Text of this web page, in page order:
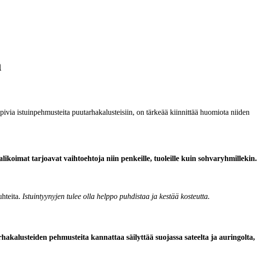
istuinpehmusteita puutarhakalusteisiin, on tärkeää kiinnittää huomiota niiden
tarjoavat vaihtoehtoja niin penkeille, tuoleille kuin sohvaryhmillekin.
Istuintyynyjen tulee olla helppo puhdistaa ja kestää kosteutta.
pehmusteita kannattaa säilyttää suojassa sateelta ja auringolta,